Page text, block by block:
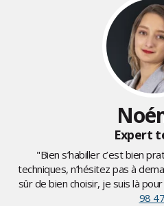
Expert
"Bien s’habiller c’est bien
techniques, n’hésitez pas à
sûr de bien choisir, je suis là
98 47